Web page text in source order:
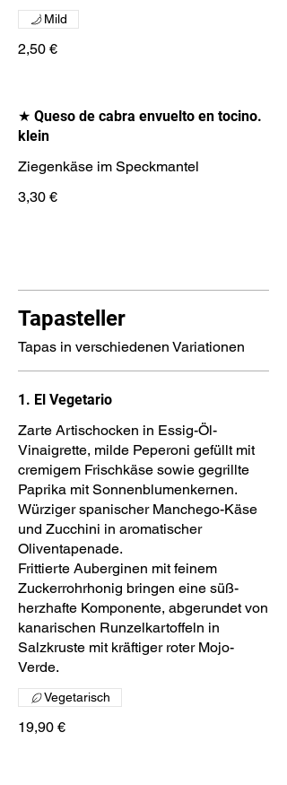
2,50 €
Mild
★ Queso de cabra envuelto en tocino.
klein
Ziegenkäse im Speckmantel
3,30 €
Tapasteller
Tapas in verschiedenen Variationen
1. El Vegetario
Zarte Artischocken in Essig-Öl-
Vinaigrette, milde Peperoni gefüllt mit
cremigem Frischkäse sowie gegrillte
Paprika mit Sonnenblumenkernen.
Würziger spanischer Manchego-Käse
und Zucchini in aromatischer
Oliventapenade.
Frittierte Auberginen mit feinem
Zuckerrohrhonig bringen eine süß-
herzhafte Komponente, abgerundet von
kanarischen Runzelkartoffeln in
Salzkruste mit kräftiger roter Mojo-
19,90 €
Vegetarisch